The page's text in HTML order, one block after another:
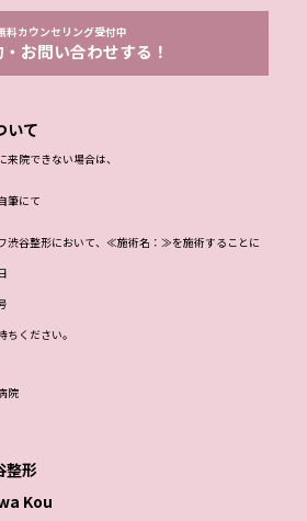
料カウンセリング受付中
お問い合わせする！
いて
院できない場合は、
筆にて
渋谷整形において、≪施術名：≫を施術することに
ください。
院
整形
Kou